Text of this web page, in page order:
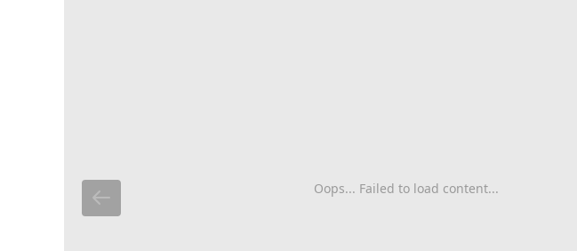
Oops... Failed to load content...